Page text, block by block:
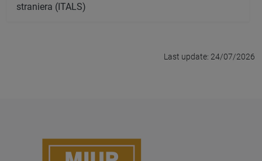
straniera (ITALS)
Last update: 24/07/2026